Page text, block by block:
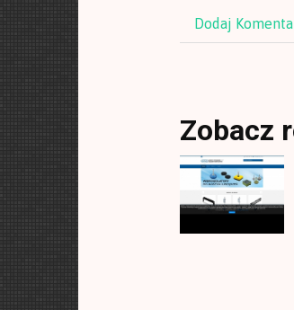
Dodaj
Zobacz